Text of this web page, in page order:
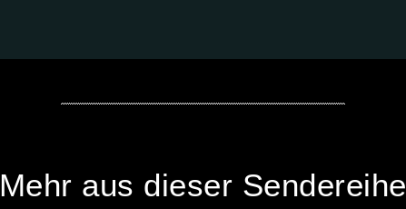
Mehr aus dieser Sendereihe